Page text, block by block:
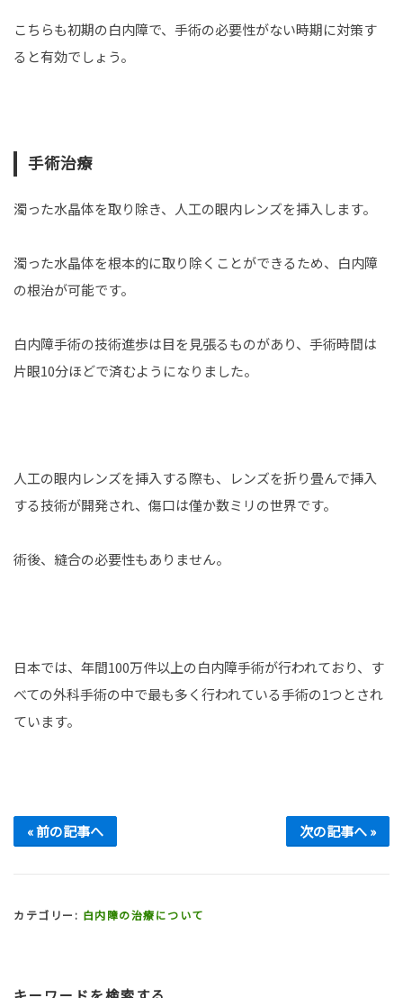
こちらも初期の白内障で、手術の必要性がない時期に対策す
ると有効でしょう。
手術治療
濁った水晶体を取り除き、人工の眼内レンズを挿入します。
濁った水晶体を根本的に取り除くことができるため、白内障
の根治が可能です。
白内障手術の技術進歩は目を見張るものがあり、手術時間は
片眼10分ほどで済むようになりました。
人工の眼内レンズを挿入する際も、レンズを折り畳んで挿入
する技術が開発され、傷口は僅か数ミリの世界です。
術後、縫合の必要性もありません。
日本では、年間100万件以上の白内障手術が行われており、す
べての外科手術の中で最も多く行われている手術の1つとされ
ています。
« 前の記事へ 次の記事へ »
カテゴリー: 白内障の治療について